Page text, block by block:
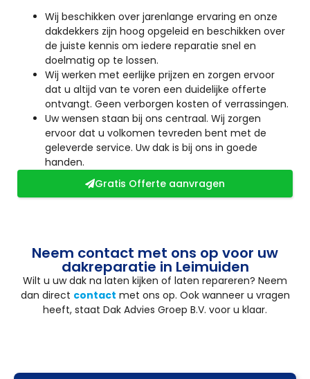
Wij beschikken over jarenlange ervaring en onze
dakdekkers zijn hoog opgeleid en beschikken over
de juiste kennis om iedere reparatie snel en
doelmatig op te lossen.
Wij werken met eerlijke prijzen en zorgen ervoor
dat u altijd van te voren een duidelijke offerte
ontvangt. Geen verborgen kosten of verrassingen.
Uw wensen staan bij ons centraal. Wij zorgen
ervoor dat u volkomen tevreden bent met de
geleverde service. Uw dak is bij ons in goede
handen.
Gratis Offerte aanvragen
Neem contact met ons op voor uw
dakreparatie in Leimuiden
Wilt u uw dak na laten kijken of laten repareren? Neem
dan direct contact met ons op. Ook wanneer u vragen
heeft, staat Dak Advies Groep B.V. voor u klaar.